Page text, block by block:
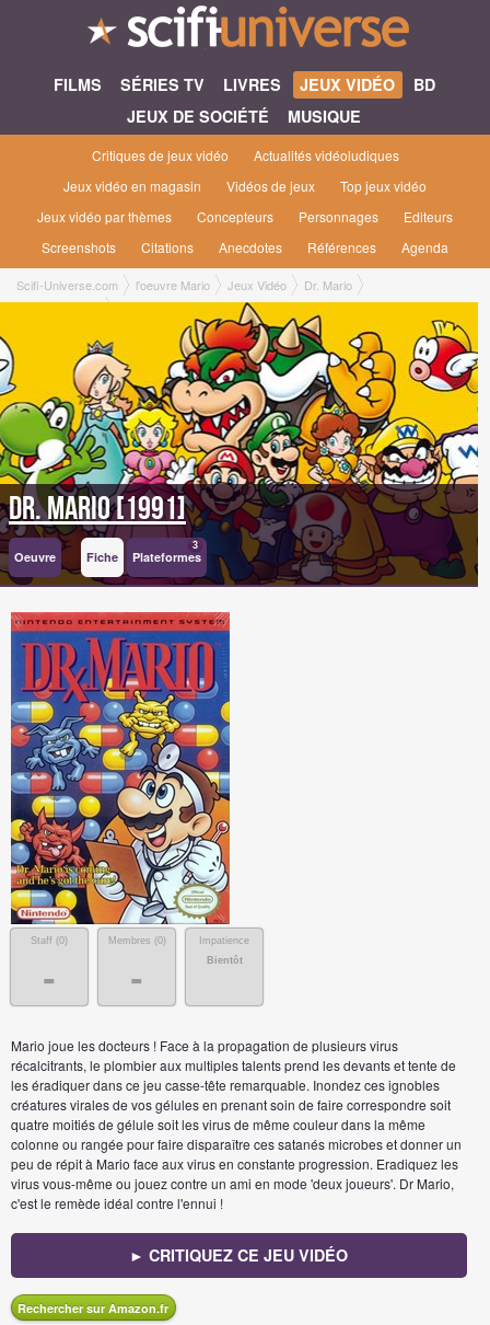
FILMS SÉRIES TV LIVRES JEUX VIDÉO
BD
JEUX DE SOCIÉTÉ
MUSIQUE
Critiques de jeux vidéo
Actualités vidéoludiques
Jeux vidéo en magasin
Vidéos de jeux
Top jeux vidéo
Jeux vidéo par thèmes
Concepteurs Personnages
Editeurs
Screenshots
Citations Anecdotes Références Agenda
Scifi-Universe.com l'oeuvre Mario Jeux Vidéo
Dr. Mario
Dr. Mario [1991]
Dr. Mario [1991]
Oeuvre Fiche Plateformes
3
Staff (0)
-
Membres (0)
-
Impatience
Bientôt
Mario joue les docteurs ! Face à la propagation de plusieurs virus
récalcitrants, le plombier aux multiples talents prend les devants et tente de
les éradiquer dans ce jeu casse-tête remarquable. Inondez ces ignobles
créatures virales de vos gélules en prenant soin de faire correspondre soit
quatre moitiés de gélule soit les virus de même couleur dans la même
colonne ou rangée pour faire disparaître ces satanés microbes et donner un
peu de répit à Mario face aux virus en constante progression. Eradiquez les
virus vous-même ou jouez contre un ami en mode 'deux joueurs'. Dr Mario,
c'est le remède idéal contre l'ennui !
► CRITIQUEZ CE JEU VIDÉO
Rechercher sur Amazon.fr